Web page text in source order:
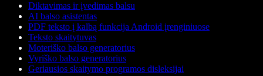
Diktavimas ir įvedimas balsu
AI balso asistentas
PDF teksto į kalbą funkcija Android įrenginiuose
Teksto skaitytuvas
Moteriško balso generatorius
Vyriško balso generatorius
Geriausios skaitymo programos disleksijai